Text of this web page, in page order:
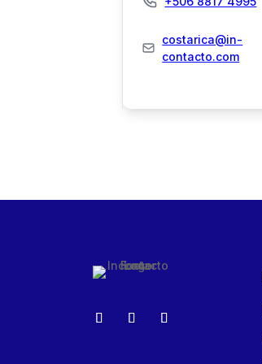
costarica@in-
contacto.com